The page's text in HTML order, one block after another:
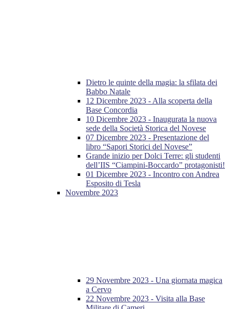
Dietro le quinte della magia: la sfilata dei
Babbo Natale
12 Dicembre 2023 - Alla scoperta della
Base Concordia
10 Dicembre 2023 - Inaugurata la nuova
sede della Società Storica del Novese
07 Dicembre 2023 - Presentazione del
libro “Sapori Storici del Novese”
Grande inizio per Dolci Terre: gli studenti
dell’IIS “Ciampini-Boccardo” protagonisti!
01 Dicembre 2023 - Incontro con Andrea
Esposito di Tesla
Novembre 2023
29 Novembre 2023 - Una giornata magica
a Cervo
22 Novembre 2023 - Visita alla Base